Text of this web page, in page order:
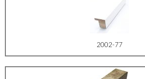
2002-77